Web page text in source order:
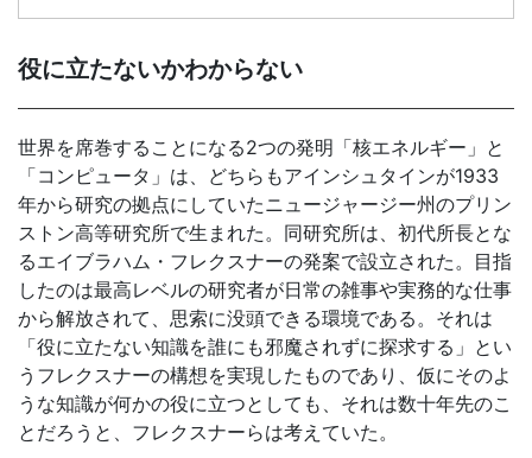
役に立たないかわからない
世界を席巻することになる2つの発明「核エネルギー」と
「コンピュータ」は、どちらもアインシュタインが1933
年から研究の拠点にしていたニュージャージー州のプリン
ストン高等研究所で生まれた。同研究所は、初代所長とな
るエイブラハム・フレクスナーの発案で設立された。目指
したのは最高レベルの研究者が日常の雑事や実務的な仕事
から解放されて、思索に没頭できる環境である。それは
「役に立たない知識を誰にも邪魔されずに探求する」とい
うフレクスナーの構想を実現したものであり、仮にそのよ
うな知識が何かの役に立つとしても、それは数十年先のこ
とだろうと、フレクスナーらは考えていた。